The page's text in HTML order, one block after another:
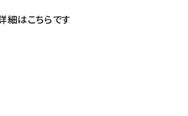
細はこちらです